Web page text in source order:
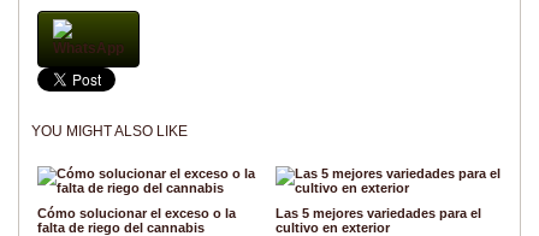
WhatsApp
YOU MIGHT ALSO LIKE
Cómo solucionar el exceso o la
falta de riego del cannabis
Las 5 mejores variedades para el
cultivo en exterior